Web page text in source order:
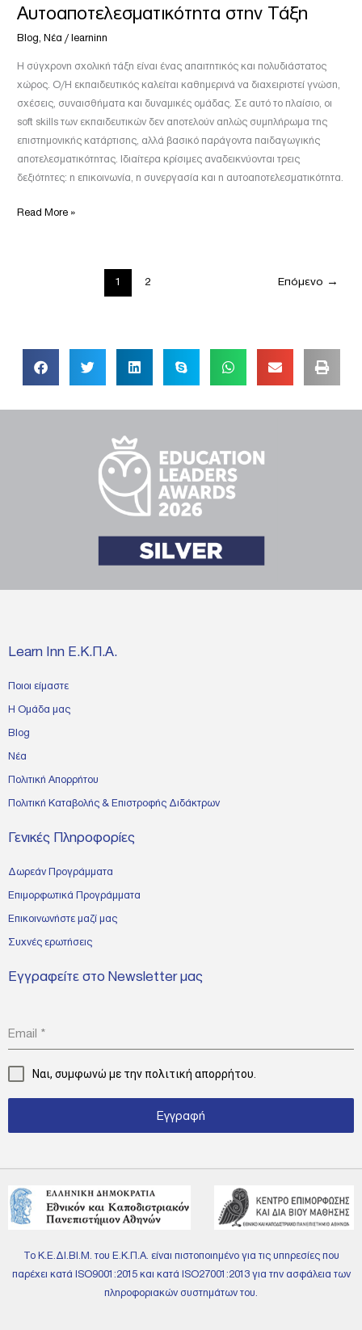
Αυτοαποτελεσματικότητα στην Τάξη
Blog ,Νέα /learninn
Η σύγχρονη σχολική τάξη είναι ένας απαιτητικός και πολυδιάστατος
χώρος. Ο/Η εκπαιδευτικός καλείται καθημερινά να διαχειριστεί γνώση,
σχέσεις, συναισθήματα και δυναμικές ομάδας. Σε αυτό το πλαίσιο, οι
soft skills των εκπαιδευτικών δεν αποτελούν απλώς συμπλήρωμα της
επιστημονικής κατάρτισης, αλλά βασικό παράγοντα παιδαγωγικής
αποτελεσματικότητας. Ιδιαίτερα κρίσιμες αναδεικνύονται τρεις
δεξιότητες: η επικοινωνία, η συνεργασία και η αυτοαποτελεσματικότητα.
Read More »
1 2 Επόμενο →
Learn Inn Ε.Κ.Π.Α.
Ποιοι είμαστε
Η Ομάδα μας
Blog
Νέα
Πολιτική Απορρήτου
Πολιτική Καταβολής & Επιστροφής Διδάκτρων
Γενικές Πληροφορίες
Δωρεάν Προγράμματα
Επιμορφωτικά Προγράμματα
Επικοινωνήστε μαζί μας
Συχνές ερωτήσεις
Εγγραφείτε στο Newsletter μας
Email *
Ναι, συμφωνώ με την πολιτική απορρήτου.
Εγγραφή
Το Κ.Ε.ΔΙ.ΒΙ.Μ. του Ε.Κ.Π.Α. είναι πιστοποιημένο για τις υπηρεσίες που
παρέχει κατά ISO9001:2015 και κατά ISO27001:2013 για την ασφάλεια των
πληροφοριακών συστημάτων του.